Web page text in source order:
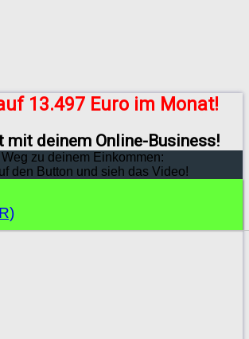
13.497 Euro im Monat!
mit deinem Online-Business!
Weg zu deinem Einkommen:
den Button und sieh das Video!